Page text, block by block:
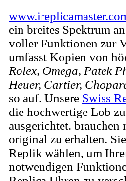
ein breites Spektrum
voller Funktionen zur
umfasst Kopien von
Rolex, Omega, Patek
Heuer, Cartier,
so auf. Unsere Swiss
die hochwertige Lob
ausgerichtet. brauchen
original zu erhalten.
Replik wählen, um
notwendigen